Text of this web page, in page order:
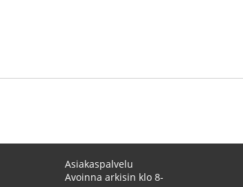
Asiakaspalvelu
Avoinna arkisin klo 8-